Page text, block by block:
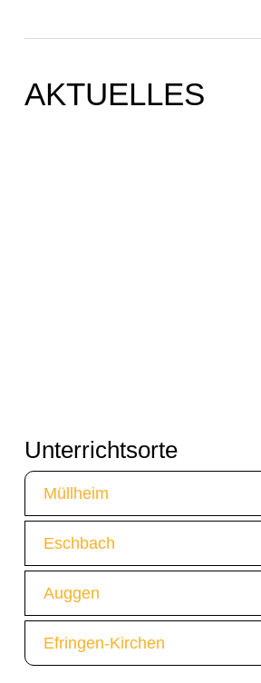
AKTUELLES
Unterrichtsorte
Müllheim
Eschbach
Auggen
Efringen-Kirchen